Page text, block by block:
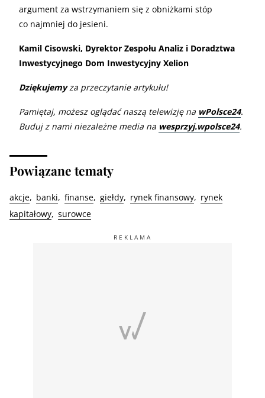
argument za wstrzymaniem się z obniżkami stóp
co najmniej do jesieni.
Kamil Cisowski, Dyrektor Zespołu Analiz i Doradztwa
Inwestycyjnego Dom Inwestycyjny Xelion
Dziękujemyza przeczytanie artykułu!
Pamiętaj, możesz oglądać naszą telewizję na wPolsce24.
Buduj z nami niezależne media na wesprzyj.wpolsce24.
Powiązane tematy
akcje banki finanse giełdy rynek finansowy
rynek
kapitałowy surowce